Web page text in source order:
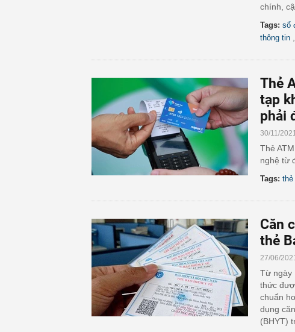
chính,
Tags: sổ
thông tin
Thẻ
tạp
phải
30/11/
Thẻ
nghệ từ
Tags: thẻ
Căn
thẻ
27/06/
Từ ngày
thức
chuẩn
dụng
(BHYT)